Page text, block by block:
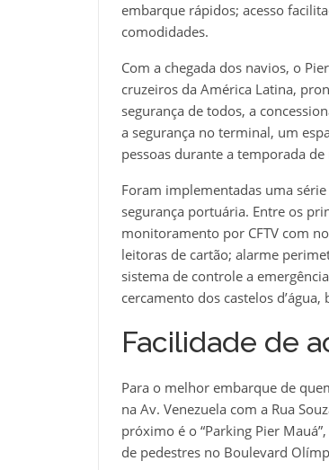
embarque rápidos; acesso
comodidades.
Com a chegada dos navios, o
cruzeiros da América Latina,
segurança de todos, a
a segurança no terminal, um
pessoas durante a temporada de
Foram implementadas uma
segurança portuária. Entre os
monitoramento por CFTV com
leitoras de cartão; alarme
sistema de controle a
cercamento dos castelos
Facilidade de
Para o melhor embarque de
na Av. Venezuela com a Rua
próximo é o “Parking Pier
de pedestres no Boulevard